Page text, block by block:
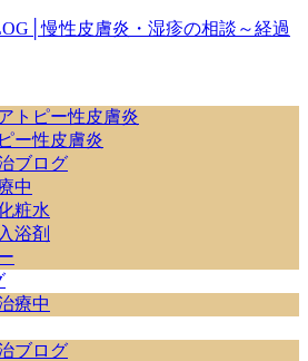
トピー性皮膚炎
ー性皮膚炎
ブログ
中
粧水
浴剤
療中
ブログ